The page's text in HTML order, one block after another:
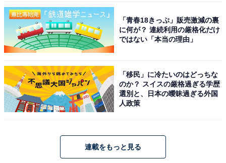
エース「クレスタ2」
「青春18きっぷ」販売激減の裏
に何が？ 連続利用の厳格化だけ
ではない「本当の理由」
「移民」に冷たいのはどっちな
のか？ スイスの厳格過ぎる学歴
選別と、日本の曖昧過ぎる外国
人政策
連載をもっと見る